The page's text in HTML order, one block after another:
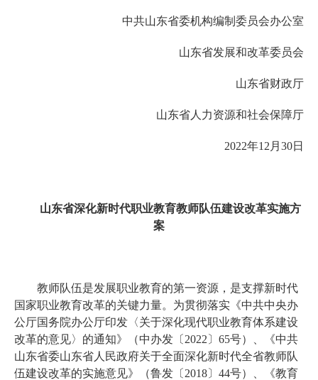
中共山东省委机构编制委员会办公室
山东省发展和改革委员会
山东省财政厅
山东省人力资源和社会保障厅
2022年12月30日
山东省深化新时代职业教育教师队伍建设改革实施方
案
教师队伍是发展职业教育的第一资源，是支撑新时代
国家职业教育改革的关键力量。为贯彻落实《中共中央办
公厅国务院办公厅印发〈关于深化现代职业教育体系建设
改革的意见〉的通知》（中办发〔2022〕65号）、《中共
山东省委山东省人民政府关于全面深化新时代全省教师队
伍建设改革的实施意见》（鲁发〔2018〕44号）、《教育